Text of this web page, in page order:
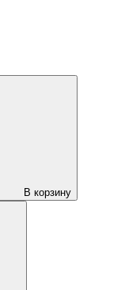
В корзину